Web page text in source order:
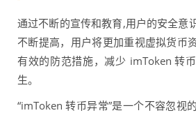
通过不断的宣传和教育,用户的安全意
不断提高，用户将更加重视虚拟货币
有效的防范措施，减少 imToken 转
生。
“imToken 转币异常”是一个不容忽视